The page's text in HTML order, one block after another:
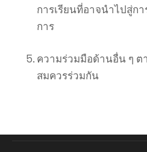
การเรียนที่อาจนำไปสู่ก
การ
ความร่วมมือด้านอื่น ๆ ต
สมควรร่วมกัน